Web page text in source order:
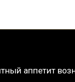
аппетит